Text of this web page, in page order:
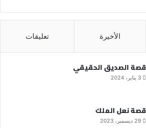
الأخيرة تعليقات
قصة الصديق الحقيقي
3 يناير، 2024
قصة نعل الملك
29 ديسمبر، 2023